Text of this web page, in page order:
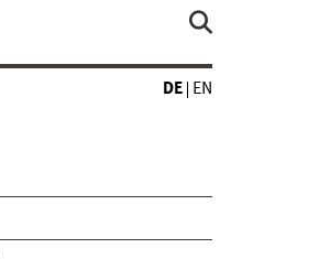
DE EN